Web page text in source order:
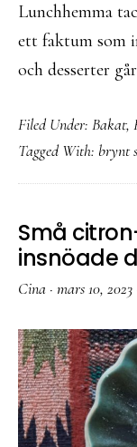
Lunchhemma
ett faktum som
och desserter
Filed Under: Bakat,
Tagged With: brynt
Små
insnöade
Cina · mars 10, 2023